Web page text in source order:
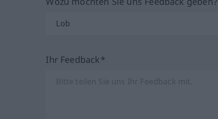
Ihr Feedback*